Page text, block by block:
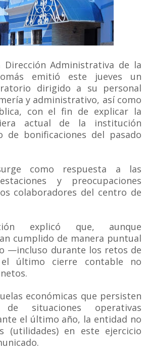
Dirección Administrativa de la
emitió este jueves un
dirigido a su personal
y administrativo, así como
con el fin de explicar la
actual de la institución
de bonificaciones del pasado
como respuesta a las
y preocupaciones
colaboradores del centro de
explicó que, aunque
cumplido de manera puntual
—incluso durante los retos de
último cierre contable no
económicas que persisten
situaciones operativas
el último año, la entidad no
(utilidades) en este ejercicio